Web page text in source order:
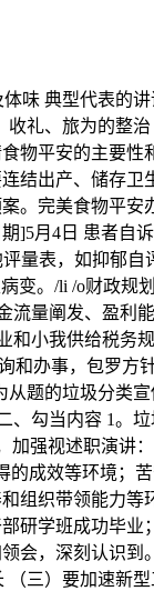
典型代表的
礼、旅为的整
物平安的主要
出产、储存卫
。完美食物平安
]5月4日 患者自
量表，如抑郁自
变。/li /o财政规
量阐发、盈利
小我供给税务
办事，包罗方
题的垃圾分类
勾当内容 1。
强视述职演讲：
成效等环境；
组织带领能力等
研学班成功毕业
，深刻认识到
三）要加速新